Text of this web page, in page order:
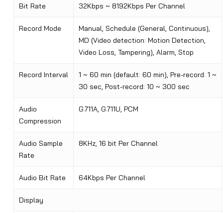
Bit Rate 32Kbps ~ 8192Kbps Per Channel
Record Mode
Manual, Schedule (General, Continuous),
MD (Video detection: Motion Detection,
Video Loss, Tampering), Alarm, Stop
Record Interval
1 ~ 60 min (default: 60 min), Pre-record: 1 ~
30 sec, Post-record: 10 ~ 300 sec
Audio
Compression
G.711A, G.711U, PCM
Audio Sample
Rate
8KHz, 16 bit Per Channel
Audio Bit Rate 64Kbps Per Channel
Display